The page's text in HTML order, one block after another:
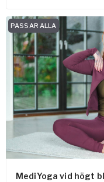
PASSAR ALLA
MediYoga vid högt